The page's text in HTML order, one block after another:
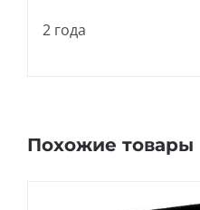
2 года
Похожие товары